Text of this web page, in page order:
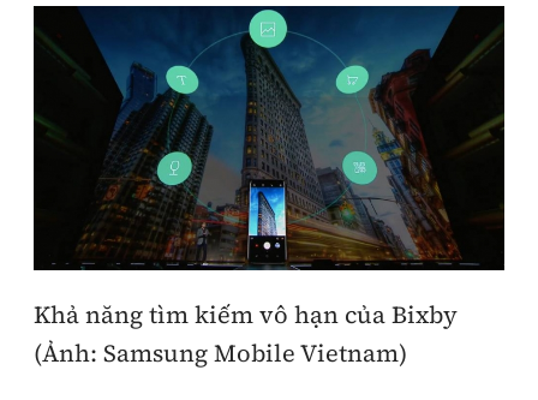
Khả năng tìm kiếm vô hạn của Bixby
(Ảnh: Samsung Mobile Vietnam)